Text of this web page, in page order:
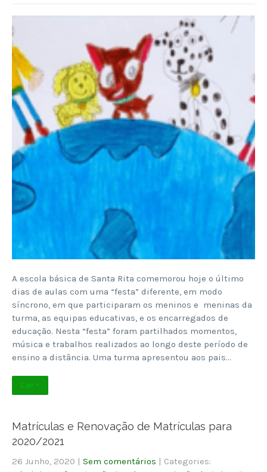
A escola básica de Santa Rita comemorou hoje o último
dias de aulas com uma “festa” diferente, em modo
síncrono, em que participaram os meninos e meninas da
turma, as equipas educativas, e os encarregados de
educação. Nesta “festa” foram partilhados momentos,
música e trabalhos realizados ao longo deste período de
ensino a distância. Uma turma apresentou aos pais…
Ler +
Matrículas e Renovação de Matrículas para
2020/2021
26 Junho, 2020 | Sem comentários | Categories: